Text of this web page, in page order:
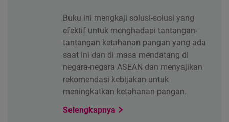
Buku ini mengkaji solusi-solusi yang
efektif untuk menghadapi tantangan-
tantangan ketahanan pangan yang ada
saat ini dan di masa mendatang di
negara-negara ASEAN dan menyajikan
rekomendasi kebijakan untuk
meningkatkan ketahanan pangan.
Selengkapnya